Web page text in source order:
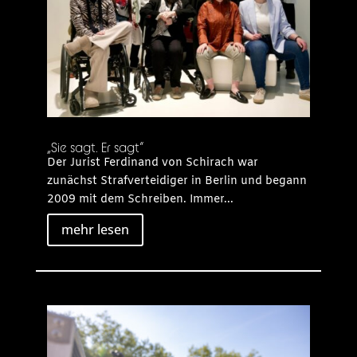
„Sie sagt. Er sagt“
Der Jurist Ferdinand von Schirach war
zunächst Strafverteidiger in Berlin und begann
2009 mit dem Schreiben. Immer...
mehr lesen